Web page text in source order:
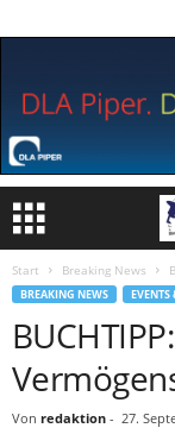
Start Breaking News
BREAKING NEWS EVENTS
Von redaktion - 27.